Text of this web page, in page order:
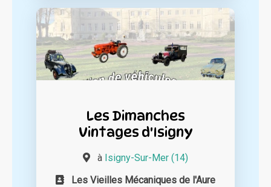
Les Dimanches
Vintages d'Isigny
à Isigny-Sur-Mer (14)
Les Vieilles Mécaniques de l'Aure